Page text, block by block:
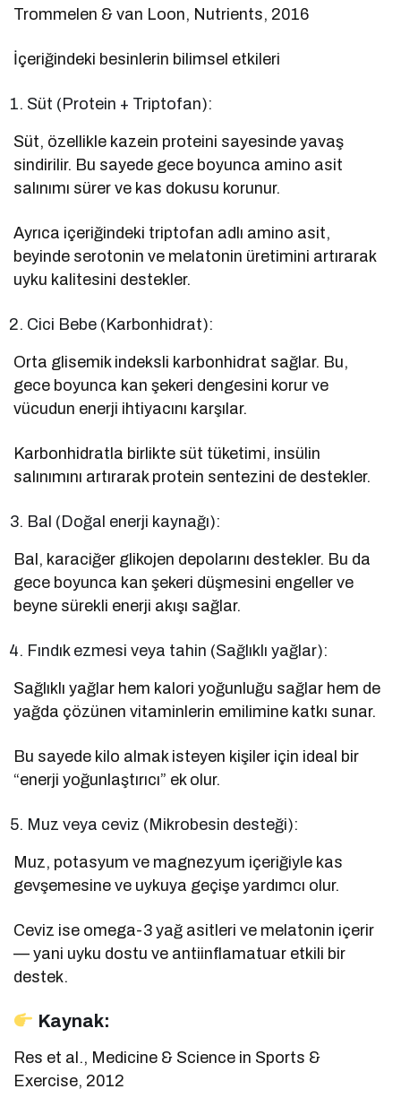
Trommelen & van Loon, Nutrients, 2016
İçeriğindeki besinlerin bilimsel etkileri
Süt (Protein + Triptofan):
Süt, özellikle kazein proteini sayesinde yavaş
sindirilir. Bu sayede gece boyunca amino asit
salınımı sürer ve kas dokusu korunur.
Ayrıca içeriğindeki triptofan adlı amino asit,
beyinde serotonin ve melatonin üretimini artırarak
uyku kalitesini destekler.
Cici Bebe (Karbonhidrat):
Orta glisemik indeksli karbonhidrat sağlar. Bu,
gece boyunca kan şekeri dengesini korur ve
vücudun enerji ihtiyacını karşılar.
Karbonhidratla birlikte süt tüketimi, insülin
salınımını artırarak protein sentezini de destekler.
Bal (Doğal enerji kaynağı):
Bal, karaciğer glikojen depolarını destekler. Bu da
gece boyunca kan şekeri düşmesini engeller ve
beyne sürekli enerji akışı sağlar.
Fındık ezmesi veya tahin (Sağlıklı yağlar):
Sağlıklı yağlar hem kalori yoğunluğu sağlar hem de
yağda çözünen vitaminlerin emilimine katkı sunar.
Bu sayede kilo almak isteyen kişiler için ideal bir
“enerji yoğunlaştırıcı” ek olur.
Muz veya ceviz (Mikrobesin desteği):
Muz, potasyum ve magnezyum içeriğiyle kas
gevşemesine ve uykuya geçişe yardımcı olur.
Ceviz ise omega-3 yağ asitleri ve melatonin içerir
— yani uyku dostu ve antiinflamatuar etkili bir
destek.
Kaynak:
Res et al., Medicine & Science in Sports &
Exercise, 2012